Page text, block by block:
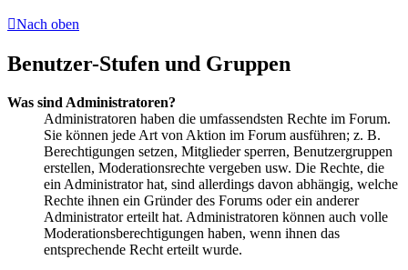
Nach oben
Benutzer-Stufen und Gruppen
Was sind Administratoren?
Administratoren haben die umfassendsten Rechte im Forum.
Sie können jede Art von Aktion im Forum ausführen; z. B.
Berechtigungen setzen, Mitglieder sperren, Benutzergruppen
erstellen, Moderationsrechte vergeben usw. Die Rechte, die
ein Administrator hat, sind allerdings davon abhängig, welche
Rechte ihnen ein Gründer des Forums oder ein anderer
Administrator erteilt hat. Administratoren können auch volle
Moderationsberechtigungen haben, wenn ihnen das
entsprechende Recht erteilt wurde.